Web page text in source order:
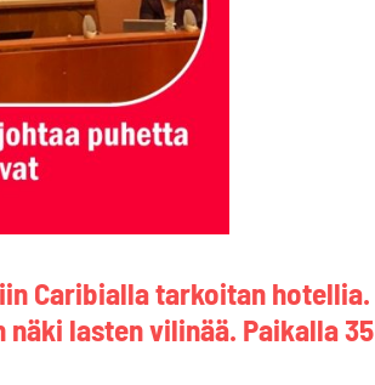
Caribialla tarkoitan hotellia.
lasten vilinää. Paikalla 35